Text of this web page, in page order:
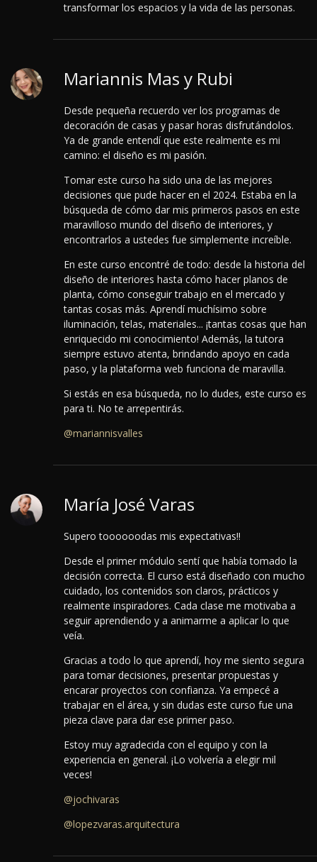
transformar los espacios y la vida de las personas.
Mariannis Mas y Rubi
Desde pequeña recuerdo ver los programas de
decoración de casas y pasar horas disfrutándolos.
Ya de grande entendí que este realmente es mi
camino: el diseño es mi pasión.
Tomar este curso ha sido una de las mejores
decisiones que pude hacer en el 2024. Estaba en la
búsqueda de cómo dar mis primeros pasos en este
maravilloso mundo del diseño de interiores, y
encontrarlos a ustedes fue simplemente increíble.
En este curso encontré de todo: desde la historia del
diseño de interiores hasta cómo hacer planos de
planta, cómo conseguir trabajo en el mercado y
tantas cosas más. Aprendí muchísimo sobre
iluminación, telas, materiales... ¡tantas cosas que han
enriquecido mi conocimiento! Además, la tutora
siempre estuvo atenta, brindando apoyo en cada
paso, y la plataforma web funciona de maravilla.
Si estás en esa búsqueda, no lo dudes, este curso es
para ti. No te arrepentirás.
@mariannisvalles
María José Varas
Supero toooooodas mis expectativas!!
Desde el primer módulo sentí que había tomado la
decisión correcta. El curso está diseñado con mucho
cuidado, los contenidos son claros, prácticos y
realmente inspiradores. Cada clase me motivaba a
seguir aprendiendo y a animarme a aplicar lo que
veía.
Gracias a todo lo que aprendí, hoy me siento segura
para tomar decisiones, presentar propuestas y
encarar proyectos con confianza. Ya empecé a
trabajar en el área, y sin dudas este curso fue una
pieza clave para dar ese primer paso.
Estoy muy agradecida con el equipo y con la
experiencia en general. ¡Lo volvería a elegir mil
veces!
@jochivaras
@lopezvaras.arquitectura